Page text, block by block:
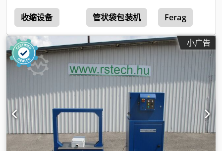
收缩设备 管状袋包装机 Ferag
小广告